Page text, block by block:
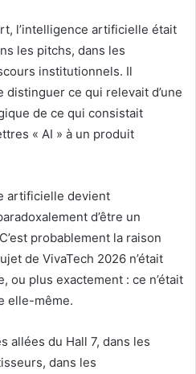
l’intelligence artificielle était
les pitchs, dans les
institutionnels. Il
ce qui relevait d’une
de ce qui consistait
« AI » à un produit
artificielle devient
d’être un
probablement la raison
de VivaTech 2026 n’était
ou plus exactement : ce n’était
elle-même.
allées du Hall 7, dans les
dans les